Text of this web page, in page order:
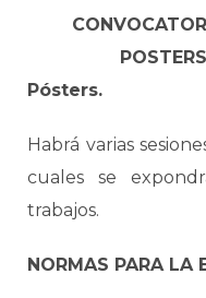
Pósters.
Habrá varias
cuales se
trabajos.
NORMAS PARA LA